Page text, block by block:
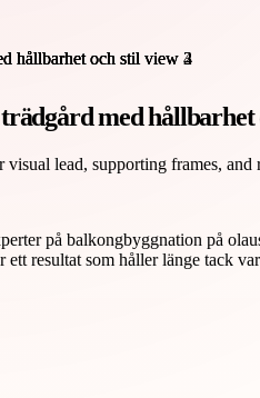
med hållbarhet
lead, supporting frames,
på balkongbyggnation på
ett resultat som håller länge tack